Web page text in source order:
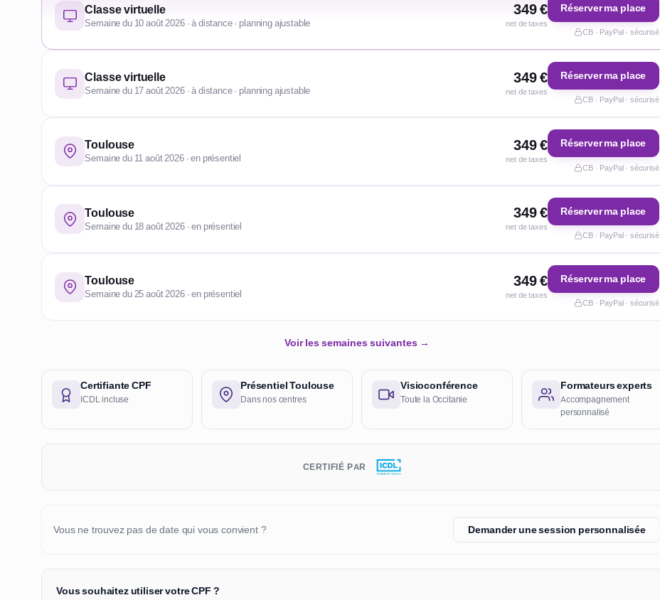
Classe virtuelle
Semaine du 10 août 2026 · à distance · planning ajustable
349 €
net de taxes
Réserver ma place
CB · PayPal · sécurisé
Classe virtuelle
Semaine du 17 août 2026 · à distance · planning ajustable
349 €
net de taxes
Réserver ma place
CB · PayPal · sécurisé
Toulouse
Semaine du 11 août 2026 · en présentiel
349 €
net de taxes
Réserver ma place
CB · PayPal · sécurisé
Toulouse
Semaine du 18 août 2026 · en présentiel
349 €
net de taxes
Réserver ma place
CB · PayPal · sécurisé
Toulouse
Semaine du 25 août 2026 · en présentiel
349 €
net de taxes
Réserver ma place
CB · PayPal · sécurisé
Voir les semaines suivantes →
Certifiante CPF
ICDL incluse
Présentiel Toulouse
Dans nos centres
Visioconférence
Toute la Occitanie
Formateurs experts
Accompagnement
personnalisé
CERTIFIÉ PAR
Vous ne trouvez pas de date qui vous convient ? Demander une session personnalisée
Vous souhaitez utiliser votre CPF ?